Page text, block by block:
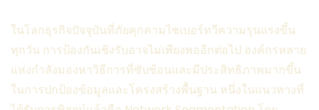
ในโลกธุรกิจปัจจุบันที่ภัยคุกคามไซเบอร์ทวีความรุนแรงขึ้น
ทุกวัน การป้องกันเชิงรับอาจไม่เพียงพออีกต่อไป องค์กรหลาย
แห่งกำลังมองหาวิธีการที่ซับซ้อนและมีประสิทธิภาพมากขึ้น
ในการปกป้องข้อมูลและโครงสร้างพื้นฐาน หนึ่งในแนวทางที่